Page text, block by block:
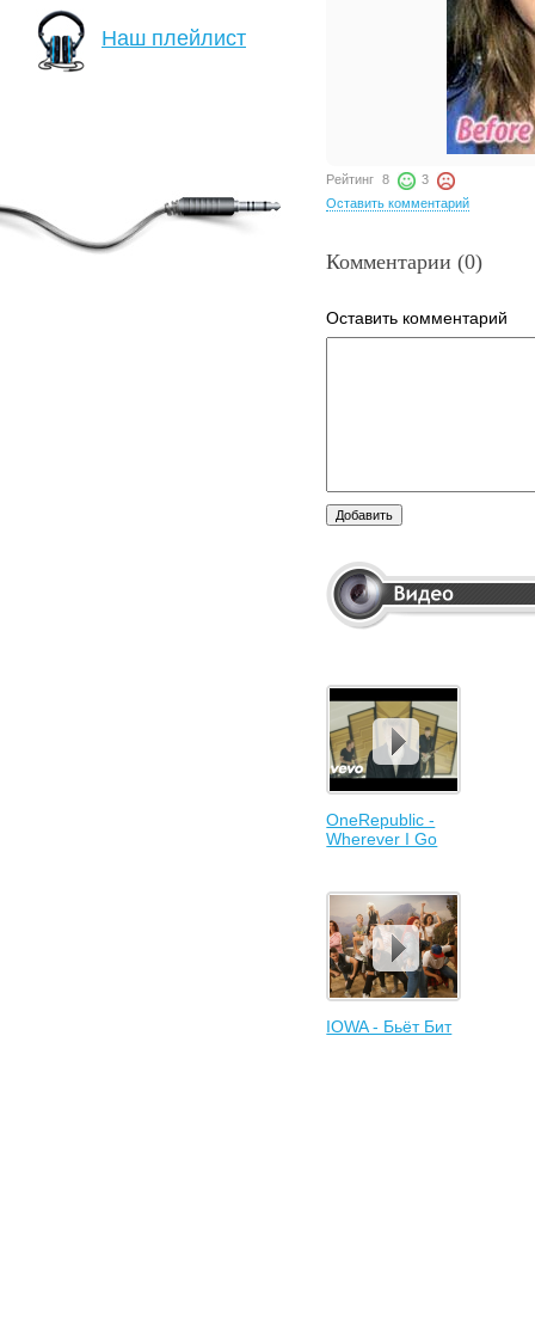
Наш плейлист
Рейтинг 8
3
Оставить комментарий
Комментарии (0)
Оставить комментарий
OneRepublic -
Wherever I Go
IOWA - Бьёт Бит